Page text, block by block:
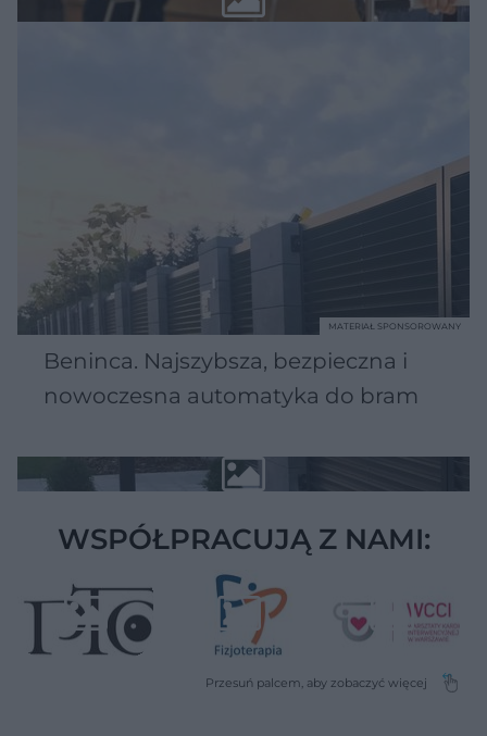
Beninca. Najszybsza, bezpieczna i
nowoczesna automatyka do bram
MATERIAŁ SPONSOROWANY
WSPÓŁPRACUJĄ Z NAMI: